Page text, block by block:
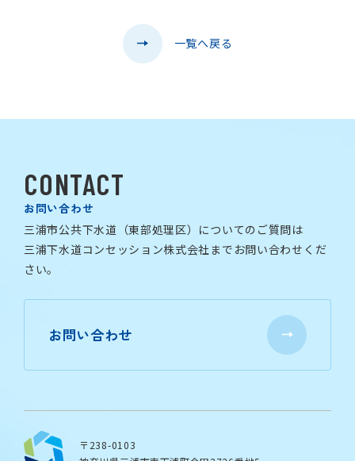
一覧へ戻る
CONTACT
お問い合わせ
三浦市公共下水道（東部処理区）についてのご質問は
三浦下水道コンセッション株式会社までお問い合わせくだ
さい。
お問い合わせ
〒238-0103